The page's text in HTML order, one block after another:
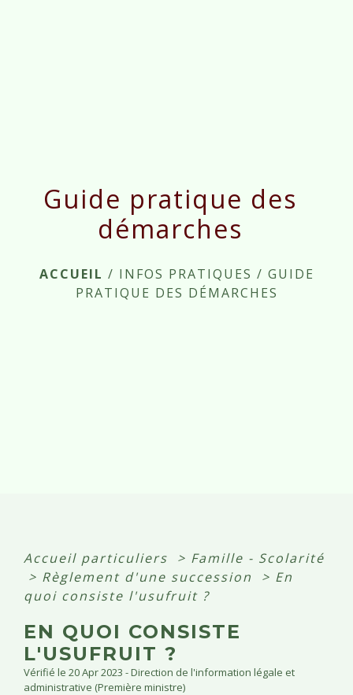
Guide pratique des
démarches
ACCUEIL / INFOS PRATIQUES / GUIDE
PRATIQUE DES DÉMARCHES
Accueil particuliers > Famille - Scolarité
> Règlement d'une succession > En
quoi consiste l'usufruit ?
EN QUOI CONSISTE
L'USUFRUIT ?
Vérifié le 20 Apr 2023 - Direction de l'information légale et
administrative (Première ministre)